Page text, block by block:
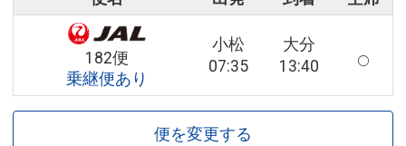
182便
乗継便あり
小松
07:35
大分
13:40
便を変更する